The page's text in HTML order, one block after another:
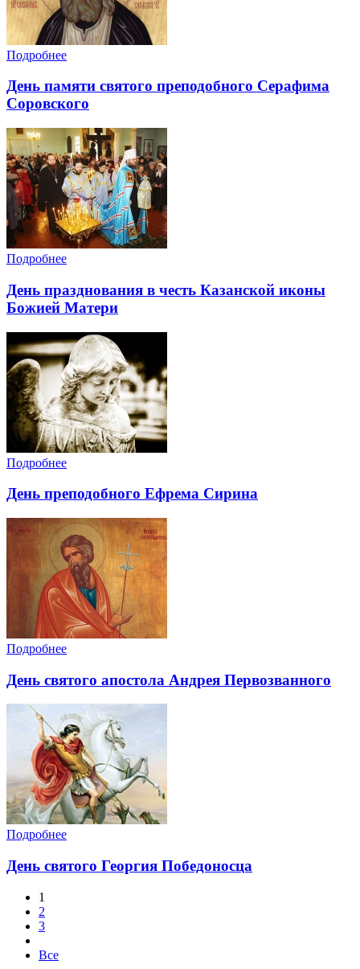
Подробнее
День памяти святого преподобного Серафима
Соровского
Подробнее
День празднования в честь Казанской иконы
Божией Матери
Подробнее
День преподобного Ефрема Сирина
Подробнее
День святого апостола Андрея Первозванного
Подробнее
День святого Георгия Победоносца
1
2
3
Все